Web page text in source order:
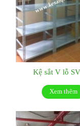
Kệ sắt V lỗ
Xem thêm